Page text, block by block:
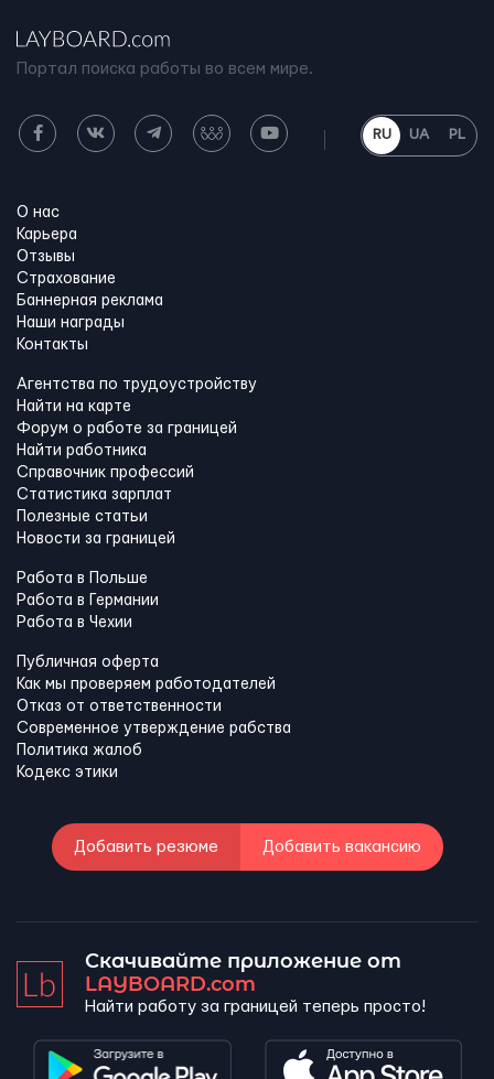
Портал поиска работы во всем мире.
RU UA PL
О нас
Карьера
Отзывы
Страхование
Баннерная реклама
Наши награды
Контакты
Агентства по трудоустройству
Найти на карте
Форум о работе за границей
Найти работника
Справочник профессий
Статистика зарплат
Полезные статьи
Новости за границей
Работа в Польше
Работа в Германии
Работа в Чехии
Публичная оферта
Как мы проверяем работодателей
Отказ от ответственности
Современное утверждение рабства
Политика жалоб
Кодекс этики
Добавить резюме Добавить вакансию
Скачивайте приложение от
LAYBOARD.com
Найти работу за границей теперь просто!